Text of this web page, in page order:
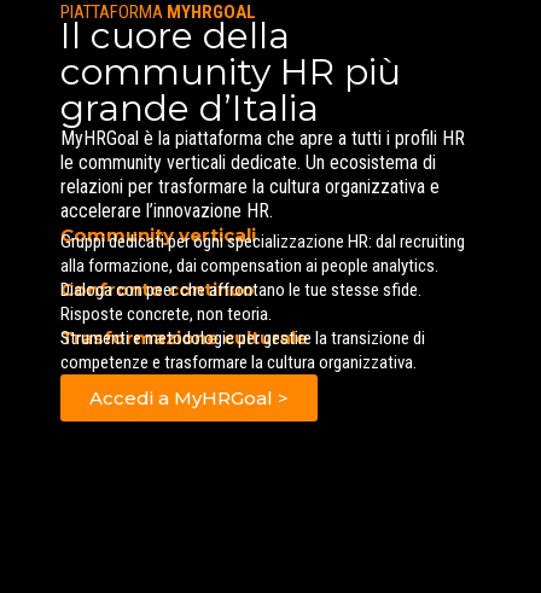
PIATTAFORMA MYHRGOAL
Il cuore della
community HR più
grande d’Italia
MyHRGoal è la piattaforma che apre a tutti i profili HR
le community verticali dedicate. Un ecosistema di
relazioni per trasformare la cultura organizzativa e
accelerare l’innovazione HR.
Community verticali
Gruppi dedicati per ogni specializzazione HR: dal recruiting
alla formazione, dai compensation ai people analytics.
Confronto continuo
Dialoga con peer che affrontano le tue stesse sfide.
Risposte concrete, non teoria.
Trasformazione culturale
Strumenti e metodologie per gestire la transizione di
competenze e trasformare la cultura organizzativa.
Accedi a MyHRGoal >